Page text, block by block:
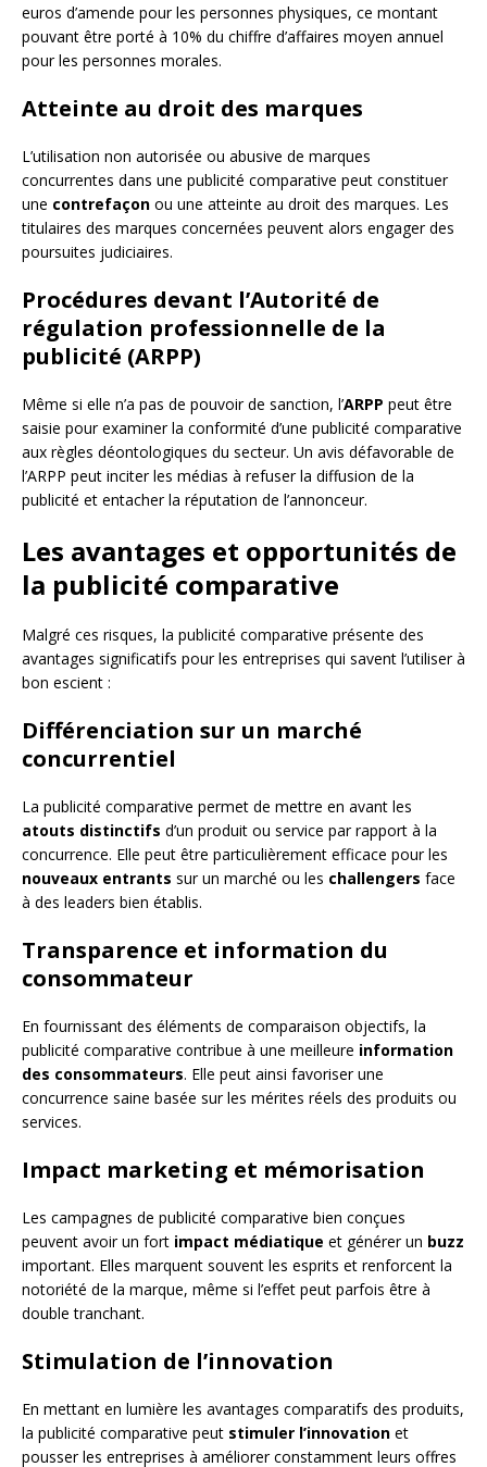
euros d’amende pour les personnes physiques, ce montant
pouvant être porté à 10% du chiffre d’affaires moyen annuel
pour les personnes morales.
Atteinte au droit des marques
L’utilisation non autorisée ou abusive de marques
concurrentes dans une publicité comparative peut constituer
une contrefaçon ou une atteinte au droit des marques. Les
titulaires des marques concernées peuvent alors engager des
poursuites judiciaires.
Procédures devant l’Autorité de
régulation professionnelle de la
publicité (ARPP)
Même si elle n’a pas de pouvoir de sanction, l’ARPP peut être
saisie pour examiner la conformité d’une publicité comparative
aux règles déontologiques du secteur. Un avis défavorable de
l’ARPP peut inciter les médias à refuser la diffusion de la
publicité et entacher la réputation de l’annonceur.
Les avantages et opportunités de
la publicité comparative
Malgré ces risques, la publicité comparative présente des
avantages significatifs pour les entreprises qui savent l’utiliser à
bon escient :
Différenciation sur un marché
concurrentiel
La publicité comparative permet de mettre en avant les
atouts distinctifs d’un produit ou service par rapport à la
concurrence. Elle peut être particulièrement efficace pour les
nouveaux entrants sur un marché ou les challengers face
à des leaders bien établis.
Transparence et information du
consommateur
En fournissant des éléments de comparaison objectifs, la
publicité comparative contribue à une meilleure information
des consommateurs. Elle peut ainsi favoriser une
concurrence saine basée sur les mérites réels des produits ou
services.
Impact marketing et mémorisation
Les campagnes de publicité comparative bien conçues
peuvent avoir un fort impact médiatique et générer un buzz
important. Elles marquent souvent les esprits et renforcent la
notoriété de la marque, même si l’effet peut parfois être à
double tranchant.
Stimulation de l’innovation
En mettant en lumière les avantages comparatifs des produits,
la publicité comparative peut stimuler l’innovation et
pousser les entreprises à améliorer constamment leurs offres